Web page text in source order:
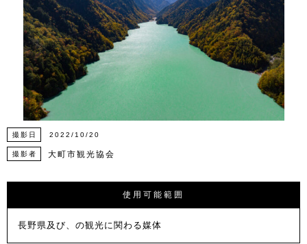
撮影日 2022/10/20
撮影者 大町市観光協会
使用可能範囲
長野県及び、の観光に関わる媒体